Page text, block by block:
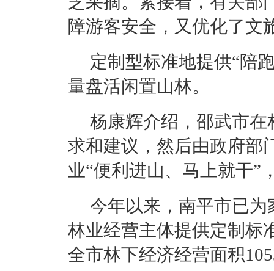
障游客安全，又优化了文
定制型标准地提供“陪
量盘活闲置山林。
杨康辉介绍，邵武市
求和建议，然后由政府部
业“便利进山、马上就干”
今年以来，南平市已
林业经营主体提供定制标
全市林下经济经营面积